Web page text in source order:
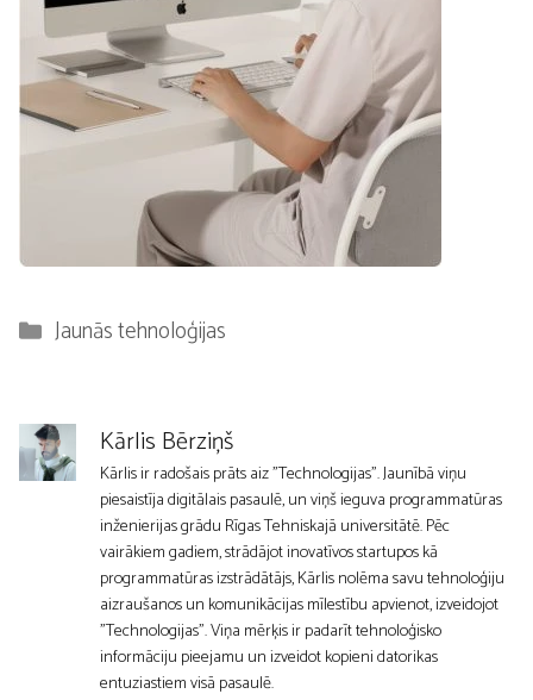
Kategorijas
Jaunās tehnoloģijas
Kārlis Bērziņš
Kārlis ir radošais prāts aiz "Technologijas". Jaunībā viņu
piesaistīja digitālais pasaulē, un viņš ieguva programmatūras
inženierijas grādu Rīgas Tehniskajā universitātē. Pēc
vairākiem gadiem, strādājot inovatīvos startupos kā
programmatūras izstrādātājs, Kārlis nolēma savu tehnoloģiju
aizraušanos un komunikācijas mīlestību apvienot, izveidojot
"Technologijas". Viņa mērķis ir padarīt tehnoloģisko
informāciju pieejamu un izveidot kopieni datorikas
entuziastiem visā pasaulē.